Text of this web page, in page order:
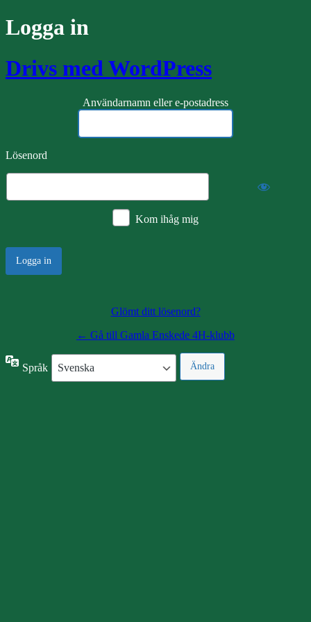
Logga in
Drivs med WordPress
Användarnamn eller e-postadress
Lösenord
Kom ihåg mig
Glömt ditt lösenord?
← Gå till Gamla Enskede 4H-klubb
Språk